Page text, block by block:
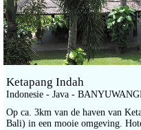
Ketapang Indah
Indonesie - Java -
Op ca. 3km van de haven van
Bali) in een mooie omgeving.